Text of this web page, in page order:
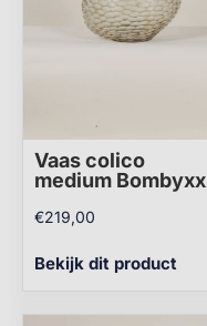
Vaas colico
medium Bombyxx
€219,00
Bekijk dit product